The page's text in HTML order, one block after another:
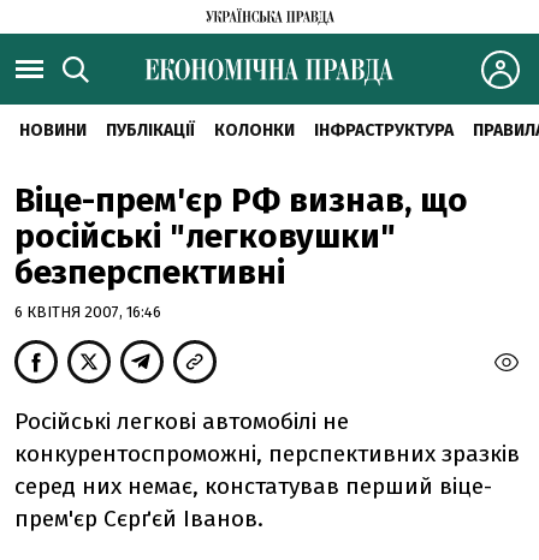
НОВИНИ ПУБЛІКАЦІЇ КОЛОНКИ ІНФРАСТРУКТУРА
Віце-прем'єр РФ визнав, що
російські "легковушки"
безперспективні
6 КВІТНЯ 2007, 16:46
Російські легкові автомобілі не
конкурентоспроможні, перспективних зразків
серед них немає, констатував перший віце-
прем'єр Сєрґєй Іванов.